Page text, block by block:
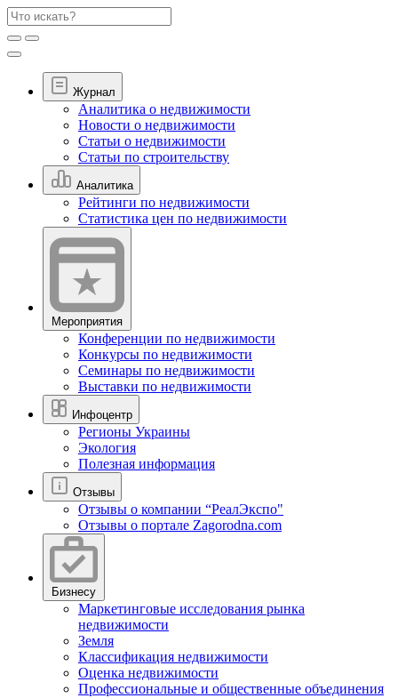
Журнал
Аналитика о недвижимости
Новости о недвижимости
Статьи о недвижимости
Статьи по строительству
Аналитика
Рейтинги по недвижимости
Статистика цен по недвижимости
Мероприятия
Конференции по недвижимости
Конкурсы по недвижимости
Семинары по недвижимости
Выставки по недвижимости
Инфоцентр
Регионы Украины
Экология
Полезная информация
Отзывы
Отзывы о компании “РеалЭкспо"
Отзывы о портале Zagorodna.com
Бизнесу
Маркетинговые исследования рынка
недвижимости
Земля
Классификация недвижимости
Оценка недвижимости
Профессиональные и общественные объединения